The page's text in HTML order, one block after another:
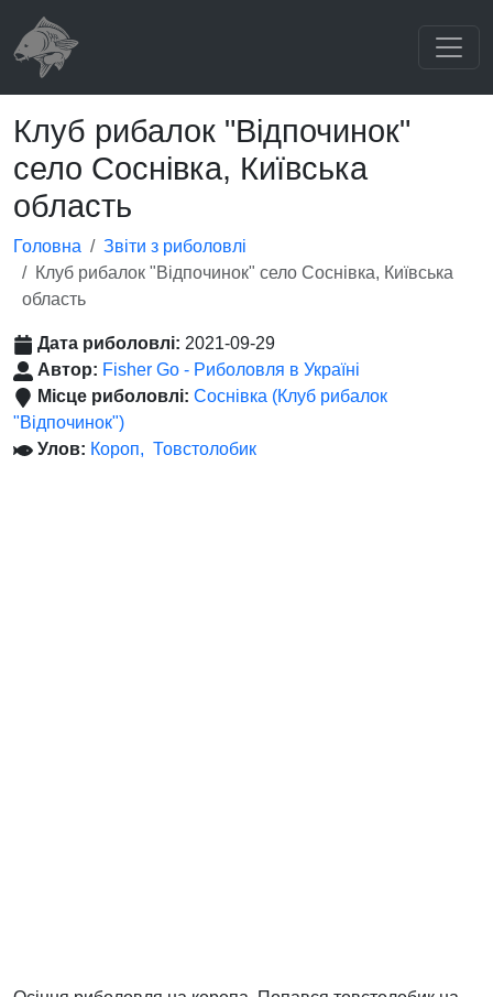
Клуб рибалок "Відпочинок"
село Соснівка, Київська
область
Головна
Звіти з риболовлі
Клуб рибалок "Відпочинок" село Соснівка, Київська
область
Дата риболовлі: 2021-09-29
Автор: Fisher Go - Риболовля в Україні
Місце риболовлі: Соснівка (Клуб рибалок
"Відпочинок")
Улов: Короп Товстолобик